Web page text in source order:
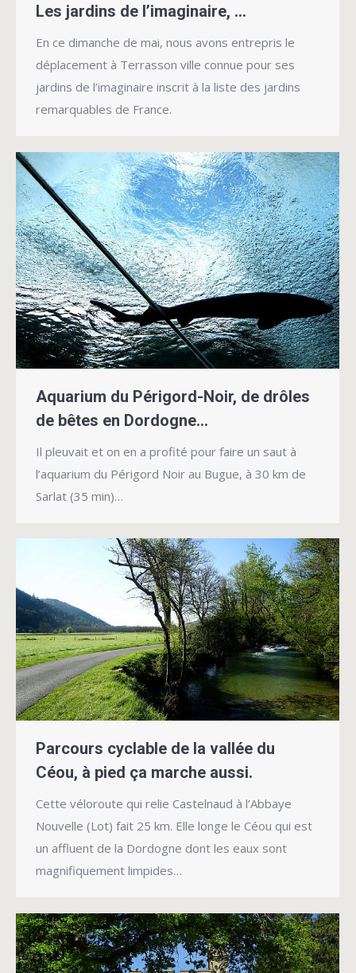
Les jardins de l’imaginaire, …
En ce dimanche de mai, nous avons entrepris le
déplacement à Terrasson ville connue pour ses
jardins de l’imaginaire inscrit à la liste des jardins
remarquables de France.
Aquarium du Périgord-Noir, de drôles
de bêtes en Dordogne…
Il pleuvait et on en a profité pour faire un saut à
l’aquarium du Périgord Noir au Bugue, à 30 km de
Sarlat (35 min)…
Parcours cyclable de la vallée du
Céou, à pied ça marche aussi.
Cette véloroute qui relie Castelnaud à l’Abbaye
Nouvelle (Lot) fait 25 km. Elle longe le Céou qui est
un affluent de la Dordogne dont les eaux sont
magnifiquement limpides…